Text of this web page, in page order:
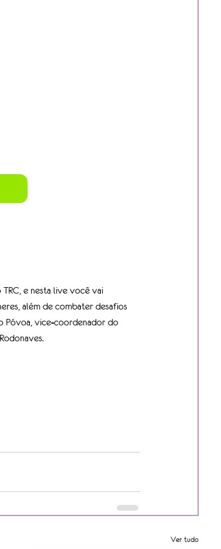
e nesta live você vai
além de combater desafios
Póvoa, vice-coordenador do
Ver tudo